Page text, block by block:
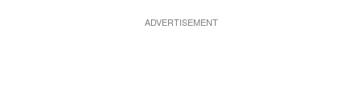
ADVERTISEMENT